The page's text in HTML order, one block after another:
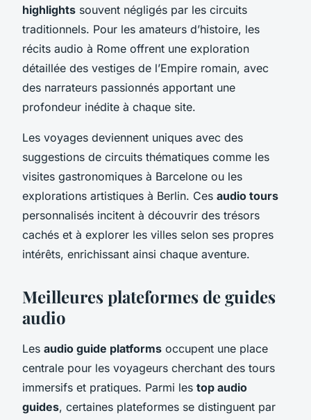
highlights souvent négligés par les circuits
traditionnels. Pour les amateurs d’histoire, les
récits audio à Rome offrent une exploration
détaillée des vestiges de l’Empire romain, avec
des narrateurs passionnés apportant une
profondeur inédite à chaque site.
Les voyages deviennent uniques avec des
suggestions de circuits thématiques comme les
visites gastronomiques à Barcelone ou les
explorations artistiques à Berlin. Ces audio tours
personnalisés incitent à découvrir des trésors
cachés et à explorer les villes selon ses propres
intérêts, enrichissant ainsi chaque aventure.
Meilleures plateformes de guides
audio
Les audio guide platforms occupent une place
centrale pour les voyageurs cherchant des tours
immersifs et pratiques. Parmi les top audio
guides, certaines plateformes se distinguent par